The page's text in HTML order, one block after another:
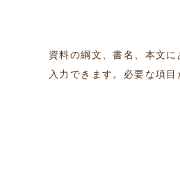
資料の綱文、書名、本文
入力できます。必要な項